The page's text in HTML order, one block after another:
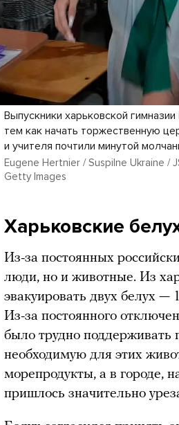
Выпускники харьковской
тем как начать торжественную
и учителя почтили минутой
Eugene Hertnier / Suspilne Ukraine /
Getty Images
Харьковские
Из-за постоянных
люди, но и животные. Из
эвакуировать двух белух
Из-за постоянного
было трудно поддерживать
необходимую для этих
морепродукты, а в городе,
пришлось значительно